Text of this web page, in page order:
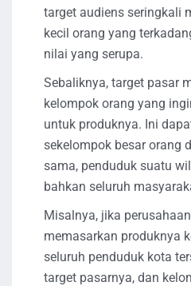
target audiens seringkali
kecil orang yang
nilai yang serupa.
Sebaliknya, target pasar
kelompok orang yang
untuk produknya. Ini
sekelompok besar orang
sama, penduduk suatu
bahkan seluruh
Misalnya, jika
memasarkan produknya
seluruh penduduk kota
target pasarnya, dan